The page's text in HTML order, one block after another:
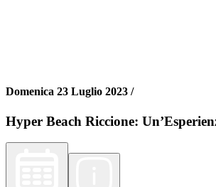
Domenica 23 Luglio 2023 /
Hyper Beach Riccione: